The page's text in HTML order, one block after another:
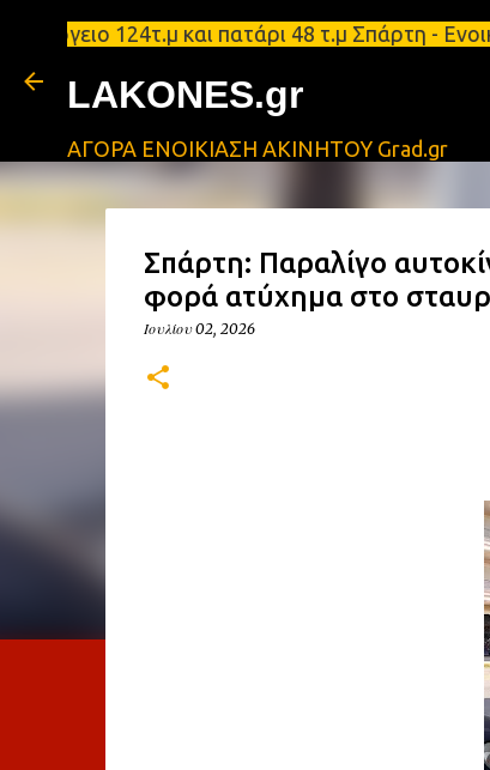
124τ.μ και πατάρι 48 τ.μ Σπάρτη -
LAKONES.gr
ΑΓΟΡΑ ΕΝΟΙΚΙΑΣΗ ΑΚΙΝΗΤΟΥ Grad.gr
Σπάρτη: Παραλίγο
φορά ατύχημα στο
Ιουλίου 02, 2026